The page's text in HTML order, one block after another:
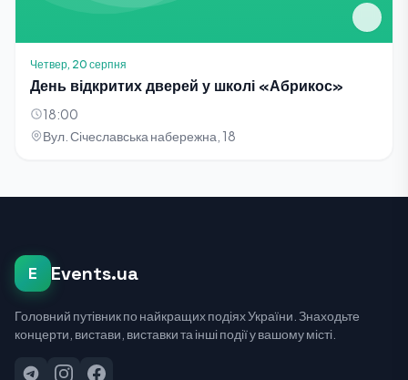
Четвер, 20 серпня
День відкритих дверей у школі «Абрикос»
18:00
Вул. Січеславська набережна, 18
E Events.ua
Головний путівник по найкращих подіях України. Знаходьте
концерти, вистави, виставки та інші події у вашому місті.